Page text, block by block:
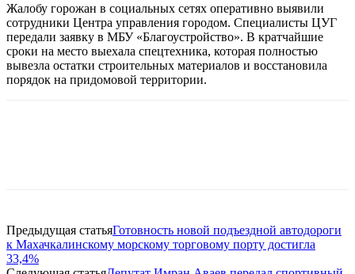
Жалобу горожан в социальных сетях оперативно выявили
сотрудники Центра управления городом. Специалисты ЦУГ
передали заявку в МБУ «Благоустройство». В кратчайшие
сроки на место выехала спецтехника, которая полностью
вывезла остатки строительных материалов и восстановила
порядок на придомовой территории.
Предыдущая статьяГотовность новой подъездной автодороги
к Махачкалинскому морскому торговому порту достигла
33,4%